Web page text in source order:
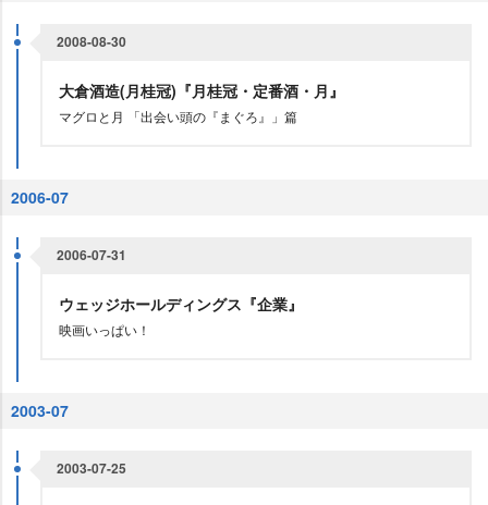
2008-08-30
大倉酒造(月桂冠)『月桂冠・定番酒・月』
マグロと月 「出会い頭の『まぐろ』」篇
2006-07
2006-07-31
ウェッジホールディングス『企業』
映画いっぱい！
2003-07
2003-07-25